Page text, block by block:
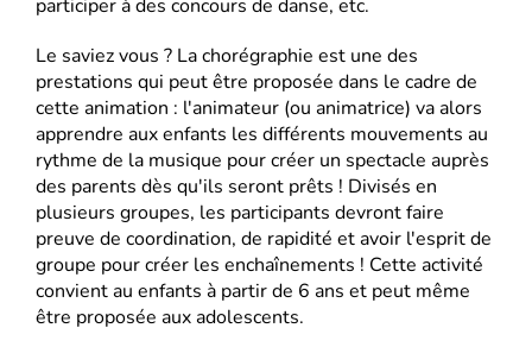
participer à des concours de danse, etc.
Le saviez vous ? La chorégraphie est une des
prestations qui peut être proposée dans le cadre de
cette animation : l'animateur (ou animatrice) va alors
apprendre aux enfants les différents mouvements au
rythme de la musique pour créer un spectacle auprès
des parents dès qu'ils seront prêts ! Divisés en
plusieurs groupes, les participants devront faire
preuve de coordination, de rapidité et avoir l'esprit de
groupe pour créer les enchaînements ! Cette activité
convient au enfants à partir de 6 ans et peut même
être proposée aux adolescents.